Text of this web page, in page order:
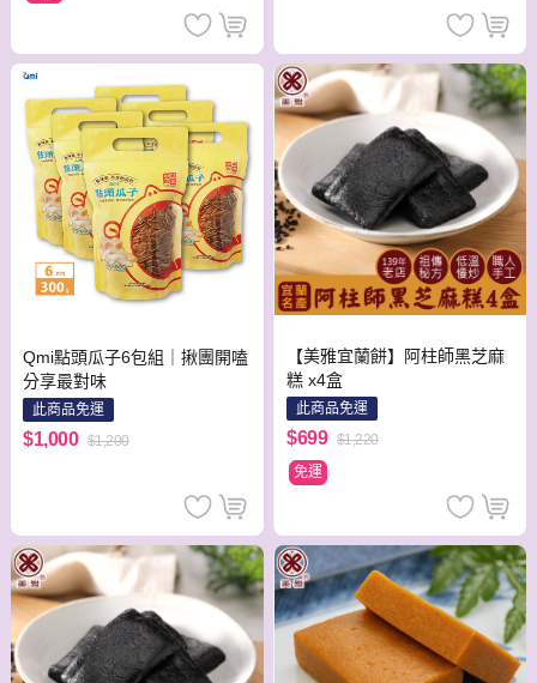
Qmi點頭瓜子6包組｜揪團開嗑
分享最對味
此商品免運
$1,000 $1,200
【美雅宜蘭餅】阿柱師黑芝麻
糕 x4盒
此商品免運
$699 $1,220
免運